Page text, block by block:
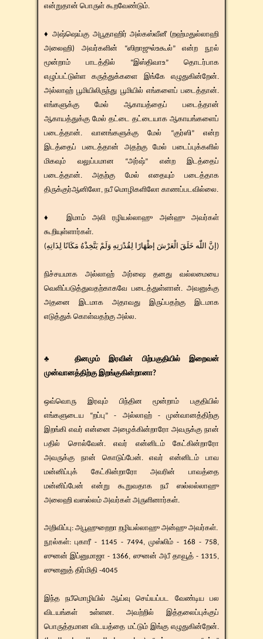
என்றுதான் பொருள் கூறவேண்டும்.
♦ அஷ்ஷெய்கு அபூதாஹிர் அல்கஸ்வீனீ (றஹ்மதுல்லாஹி
அலைஹி) அவர்களின் “ஸிறாஜுல்உகூல்” என்ற நூல்
மூன்றாம் பாடத்தில் “இஸ்திவாஉ” தொடர்பாக
எழுப்பட்டுள்ள கருத்துக்களை இங்கே எழுதுகின்றேன்.
அல்லாஹ் பூமியிலிருந்து பூமியில் எங்களைப் படைத்தான்.
எங்களுக்கு மேல் ஆகாயத்தைப் படைத்தான்
ஆகாயத்துக்கு மேல் தட்டை தட்டையாக ஆகாயங்களைப்
படைத்தான். வானங்களுக்கு மேல் “குர்ஸி” என்ற
இடத்தைப் படைத்தான் அதற்கு மேல் படைப்புக்களில்
மிகவும் வலுப்பமான “அர்ஷ்” என்ற இடத்தைப்
படைத்தான். அதற்கு மேல் எதையும் படைத்தாக
திருக்குர்ஆனிலோ, நபீ மொழிகளிலோ காணப்படவில்லை.
♦ இமாம் அலி ரழியல்லாஹு அன்ஹு அவர்கள்
கூறியுள்ளார்கள்.
(إنَّ اللّٰه خَلَقَ الْعَرْشَ إظْهَارًا لِقُدْرَتِهِ وَلَمْ يَتَّخِذْهُ مَكَانًا لِذَاتِهِ)
நிச்சயமாக அல்லாஹ் அர்ஷை தனது வல்லமையை
வெளிப்படுத்துவதற்காகவே படைத்துள்ளான். அவனுக்கு
அதனை இடமாக அதாவது இருப்பதற்கு இடமாக
எடுத்துக் கொள்வதற்கு அல்ல.
♣ தினமும் இரவின் பிற்பகுதியில் இறைவன்
முன்வானத்திற்கு இறங்குகின்றானா?
ஒவ்வொரு இரவும் பிந்தின மூன்றாம் பகுதியில்
எங்களுடைய “றப்பு” - அல்லாஹ் - முன்வானத்திற்கு
இறங்கி எவர் என்னை அழைக்கின்றாரோ அவருக்கு நான்
பதில் சொல்வேன். எவர் என்னிடம் கேட்கின்றாரோ
அவருக்கு நான் கொடுப்பேன். எவர் என்னிடம் பாவ
மன்னிப்புக் கேட்கின்றாரோ அவரின் பாவத்தை
மன்னிப்பேன் என்று கூறுவதாக நபீ ஸல்லல்லாஹு
அலைஹி வஸல்லம் அவர்கள் அருளினார்கள்.
​​அறிவிப்பு: அபூஹுறைறா றழியல்லாஹு அன்ஹு அவர்கள்.
​நூல்கள்: புகாரீ - 1145 - 7494, முஸ்லிம் - 168 - 758,
ஸுனன் இப்னுமாஜா - 1366, ஸுனன் அபீ தாவூத் - 1315,
ஸுனனுத் திர்மிதி -4045
இந்த நபீமொழியில் ஆய்வு செய்யப்பட வேண்டிய பல
விடயங்கள் உள்ளன. அவற்றில் இத்தலைப்புக்குப்
பொருத்தமான விடயத்தை மட்டும் இங்கு எழுதுகின்றேன்.